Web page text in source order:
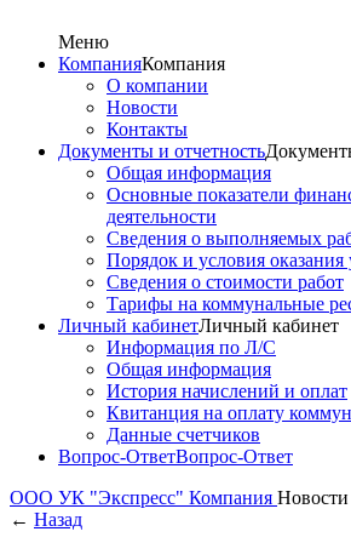
Меню
КомпанияКомпания
О компании
Новости
Контакты
Документы и отчетность
Общая информация
Основные показатели
деятельности
Сведения о выполняемых
Порядок и условия оказания
Сведения о стоимости работ
Тарифы на коммунальные
Личный кабинетЛичный кабинет
Информация по Л/С
Общая информация
История начислений и оплат
Квитанция на оплату
Данные счетчиков
Вопрос-ОтветВопрос-Ответ
ООО УК "Экспресс" Компания Новости
← Назад